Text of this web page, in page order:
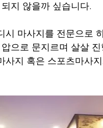
지 않을까 싶습니다.
마사지를 전문으로
으로 문지르며 살살
사지 혹은 스포츠마사